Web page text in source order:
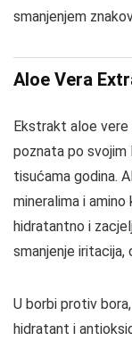
smanjenjem
Aloe Vera
Ekstrakt aloe vere
poznata po
tisućama godina.
mineralima i amino
hidratantno i
smanjenje iritacija,
U borbi protiv
hidratant i